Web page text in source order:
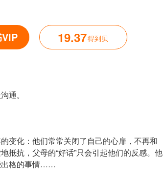
19.37得到贝
通。
变化：他们常常关闭了自己的心扉，不再和
抵抗，父母的“好话”只会引起他们的反感。他
出格的事情……